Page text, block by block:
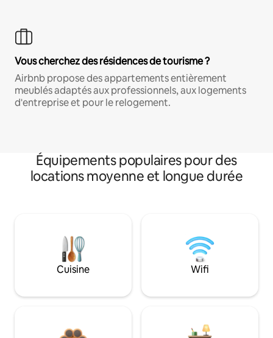
Vous cherchez des résidences de tourisme ?
Airbnb propose des appartements entièrement
meublés adaptés aux professionnels, aux logements
d'entreprise et pour le relogement.
Équipements populaires pour des
locations moyenne et longue durée
Cuisine Wifi